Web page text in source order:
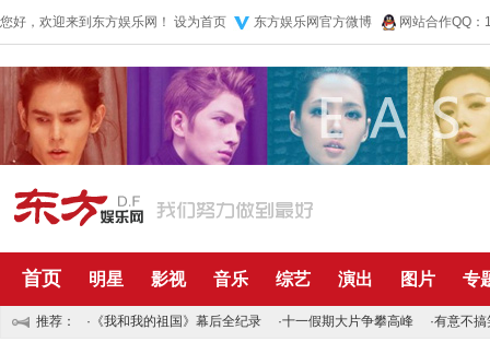
您好，欢迎来到东方娱乐网！ 设为首页 东方娱乐网官方微博 网站合作QQ
首页 明星 影视 音乐 综艺 演出 图片 专
推荐： · 《我和我的祖国》幕后全纪录 ·十一假期大片争攀高峰 ·有意不搞